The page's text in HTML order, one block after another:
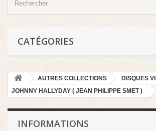
CATÉGORIES
AUTRES COLLECTIONS
DISQUES
JOHNNY HALLYDAY ( JEAN PHILIPPE SMET )
INFORMATIONS